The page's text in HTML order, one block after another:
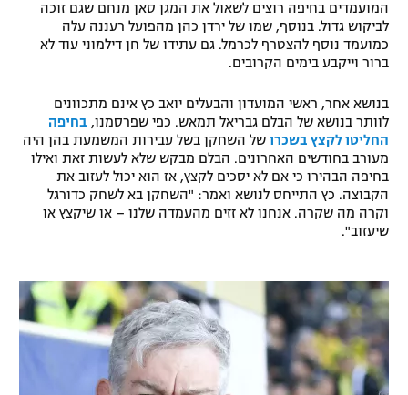
רשיון להקרנה פומבית לבית עסק
הצטרפות לחבילת הערוצים
לוח דרושים – ג'ובנט
תגיות
המגזין
המועמדים בחיפה רוצים לשאול את המגן סאן מנחם שגם זוכה
לביקוש גדול. בנוסף, שמו של ירדן כהן מהפועל רעננה עלה
כמועמד נוסף להצטרף לכרמל. גם עתידו של חן דילמוני עוד לא
ברור וייקבע בימים הקרובים.
בנושא אחר, ראשי המועדון והבעלים יואב כץ אינם מתכוונים
לוותר בנושא של הבלם גבריאל תמאש. כפי שפרסמנו, בחיפה
החליטו לקצץ בשכרו של השחקן בשל עבירות המשמעת בהן היה
מעורב בחודשים האחרונים. הבלם מבקש שלא לעשות זאת ואילו
בחיפה הבהירו כי אם לא יסכים לקצץ, אז הוא יכול לעזוב את
הקבוצה. כץ התייחס לנושא ואמר: "השחקן בא לשחק כדורגל
וקרה מה שקרה. אנחנו לא זזים מהעמדה שלנו – או שיקצץ או
שיעזוב".